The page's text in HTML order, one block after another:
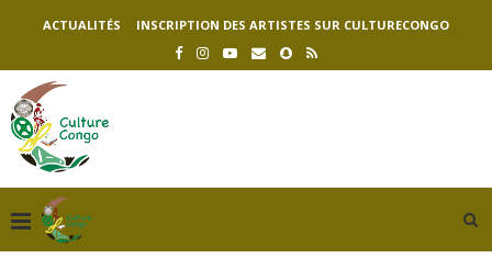
ACTUALITÉS INSCRIPTION DES ARTISTES SUR CULTURECONGO